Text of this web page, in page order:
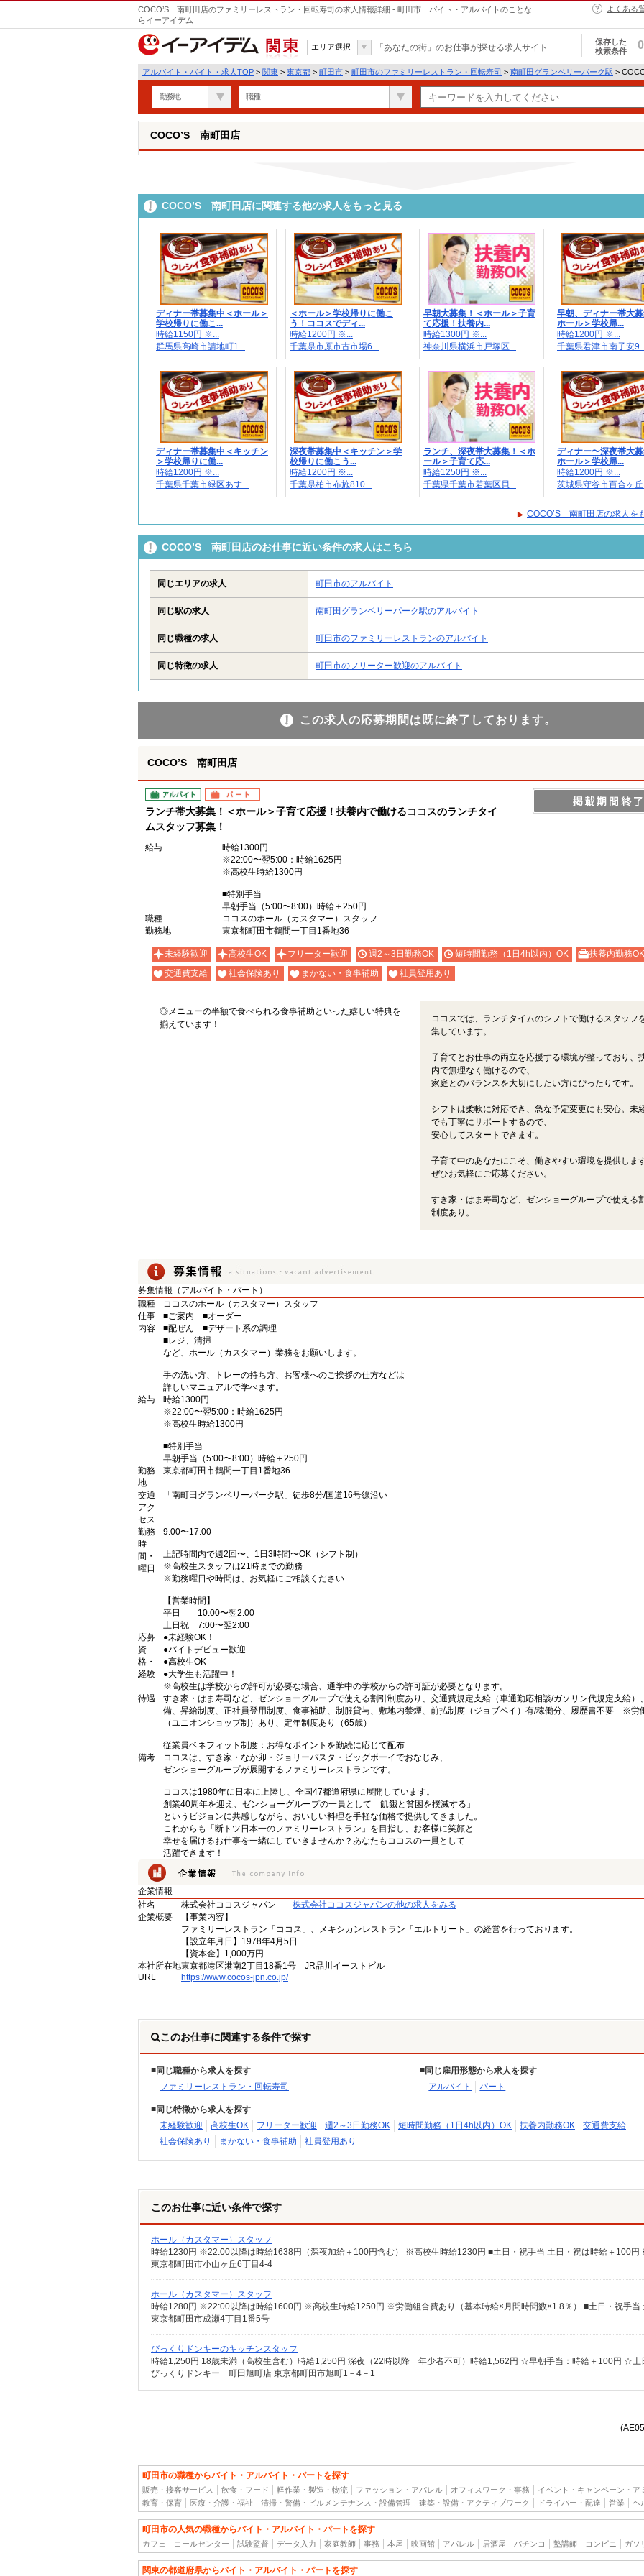
COCO’S 南町田店のファミリーレストラン・回転寿司の求人情報詳細 - 町田市｜バイト・アルバイトのことな
らイーアイデム
よくある
関東
エリア選択 「あなたの街」のお仕事が探せる求人サイト
保存した
検索条件
0
アルバイト・バイト・求人TOP > 関東 > 東京都 > 町田市 > 町田市のファミリーレストラン・回転寿司 > 南町田グランベリーパーク駅 >
勤務地 職種
COCO’S 南町田店
COCO’S 南町田店に関連する他の求人をもっと見る
ディナー帯募集中＜ホール＞
学校帰りに働こ...
時給1150円 ※...
群馬県高崎市請地町1...
＜ホール＞学校帰りに働こ
う！ココスでディ...
時給1200円 ※...
千葉県市原市古市場6...
早朝大募集！＜ホール＞子育
て応援！扶養内...
時給1300円 ※...
神奈川県横浜市戸塚区...
早朝、ディナー帯大
ホール＞学校帰...
時給1200円 ※...
千葉県君津市南子安
ディナー帯募集中＜キッチン
＞学校帰りに働...
時給1200円 ※...
千葉県千葉市緑区あす...
深夜帯募集中＜キッチン＞学
校帰りに働こう...
時給1200円 ※...
千葉県柏市布施810...
ランチ、深夜帯大募集！＜ホ
ール＞子育て応...
時給1250円 ※...
千葉県千葉市若葉区貝...
ディナー〜深夜帯大
ホール＞学校帰...
時給1200円 ※...
茨城県守谷市百合ヶ
COCO’S 南町田店の求人を
COCO’S 南町田店のお仕事に近い条件の求人はこちら
同じエリアの求人 町田市のアルバイト
同じ駅の求人 南町田グランベリーパーク駅のアルバイト
同じ職種の求人 町田市のファミリーレストランのアルバイト
同じ特徴の求人 町田市のフリーター歓迎のアルバイト
この求人の応募期間は既に終了しております。
COCO’S 南町田店
アルバイト パート
ランチ帯大募集！＜ホール＞子育て応援！扶養内で働けるココスのランチタイ
ムスタッフ募集！
給与
時給1300円
※22:00〜翌5:00：時給1625円
※高校生時給1300円
■特別手当
早朝手当（5:00〜8:00）時給＋250円
職種
ココスのホール（カスタマー）スタッフ
勤務地
東京都町田市鶴間一丁目1番地36
未経験歓迎 高校生OK フリーター歓迎 週2～3日勤務OK 短時間勤務（1日4h以内）OK
扶養内勤務OK
交通費支給
社会保険あり まかない・食事補助 社員登用あり
◎メニューの半額で食べられる食事補助といった嬉しい特典を
揃えています！
ココスでは、ランチタイムのシフトで働けるスタッフ
集しています。
子育てとお仕事の両立を応援する環境が整っており、
内で無理なく働けるので、
家庭とのバランスを大切にしたい方にぴったりです。
シフトは柔軟に対応でき、急な予定変更にも安心。未
でも丁寧にサポートするので、
安心してスタートできます。
子育て中のあなたにこそ、働きやすい環境を提供しま
ぜひお気軽にご応募ください。
すき家・はま寿司など、ゼンショーグループで使える
制度あり。
募集情報（アルバイト・パート）
職種
ココスのホール（カスタマー）スタッフ
仕事
内容
■ご案内 ■オーダー
■配ぜん ■デザート系の調理
■レジ、清掃
など、ホール（カスタマー）業務をお願いします。
手の洗い方、トレーの持ち方、お客様へのご挨拶の仕方などは
詳しいマニュアルで学べます。
給与
時給1300円
※22:00〜翌5:00：時給1625円
※高校生時給1300円
■特別手当
早朝手当（5:00〜8:00）時給＋250円
勤務
地
東京都町田市鶴間一丁目1番地36
交通
アク
セス
「南町田グランベリーパーク駅」徒歩8分/国道16号線沿い
勤務
時
間・
曜日
9:00〜17:00
上記時間内で週2回〜、1日3時間〜OK（シフト制）
※高校生スタッフは21時までの勤務
※勤務曜日や時間は、お気軽にご相談ください
【営業時間】
平日 10:00〜翌2:00
土日祝 7:00〜翌2:00
応募
資
格・
経験
●未経験OK！
●バイトデビュー歓迎
●高校生OK
●大学生も活躍中！
※高校生は学校からの許可が必要な場合、通学中の学校からの許可証が必要となります。
待遇
すき家・はま寿司など、ゼンショーグループで使える割引制度あり、交通費規定支給（車通勤応相談/ガソリン代規定支給）
備、昇給制度、正社員登用制度、食事補助、制服貸与、敷地内禁煙、前払制度（ジョブペイ）有/稼働分、履歴書不要 ※労
（ユニオンショップ制）あり、定年制度あり（65歳）
従業員ベネフィット制度：お得なポイントを勤続に応じて配布
備考
ココスは、すき家・なか卯・ジョリーパスタ・ビッグボーイでおなじみ、
ゼンショーグループが展開するファミリーレストランです。
ココスは1980年に日本に上陸し、全国47都道府県に展開しています。
創業40周年を迎え、ゼンショーグループの一員として「飢餓と貧困を撲滅する」
というビジョンに共感しながら、おいしい料理を手軽な価格で提供してきました。
これからも「断トツ日本一のファミリーレストラン」を目指し、お客様に笑顔と
幸せを届けるお仕事を一緒にしていきませんか？あなたもココスの一員として
活躍できます！
企業情報
社名
株式会社ココスジャパン
株式会社ココスジャパンの他の求人をみる
企業概要
【事業内容】
ファミリーレストラン「ココス」、メキシカンレストラン「エルトリート」の経営を行っております。
【設立年月日】1978年4月5日
【資本金】1,000万円
本社所在地東京都港区港南2丁目18番1号 JR品川イーストビル
URL
https://www.cocos-jpn.co.jp/
このお仕事に関連する条件で探す
同じ職種から求人を探す
ファミリーレストラン・回転寿司
同じ雇用形態から求人を探す
アルバイト
パート
同じ特徴から求人を探す
未経験歓迎
高校生OK フリーター歓迎 週2～3日勤務OK 短時間勤務（1日4h以内）OK 扶養内勤務OK
交通費支給
社会保険あり
まかない・食事補助 社員登用あり
このお仕事に近い条件で探す
ホール（カスタマー）スタッフ
東京都町田市小山ヶ丘6丁目4-4
ホール（カスタマー）スタッフ
東京都町田市成瀬4丁目1番5号
びっくりドンキーのキッチンスタッフ
びっくりドンキー 町田旭町店 東京都町田市旭町1－4－1
町田市の職種からバイト・アルバイト・パートを探す
販売・接客サービス 飲食・フード 軽作業・製造・物流 ファッション・アパレル オフィスワーク・事務
イベント・キャンペーン・ア
教育・保育
医療・介護・福祉 清掃・警備・ビルメンテナンス・設備管理 建築・設備・アクティブワーク ドライバー・配達 営業 ヘ
町田市の人気の職種からバイト・アルバイト・パートを探す
カフェ コールセンター 試験監督 データ入力 家庭教師 事務 本屋 映画館 アパレル 居酒屋 パチンコ 塾講師 コンビニ ガソ
関東の都道府県からバイト・アルバイト・パートを探す